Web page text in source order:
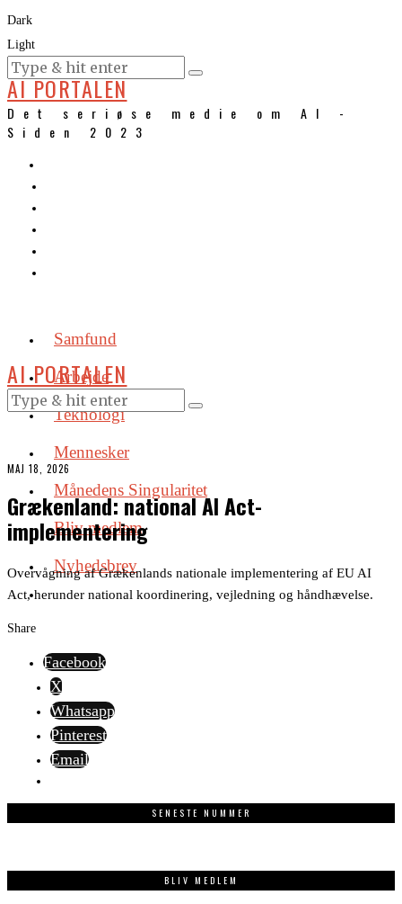
Dark
Light
KURSER
AI PORTALEN
Det seriøse medie om AI -
Siden 2023
Samfund
Arbejde
Teknologi
Mennesker
Månedens Singularitet
Bliv medlem
Nyhedsbrev
AI PORTALEN
MAJ 18, 2026
Grækenland: national AI Act-
implementering
Overvågning af Grækenlands nationale implementering af EU AI
Act, herunder national koordinering, vejledning og håndhævelse.
Share
Facebook
X
Whatsapp
Pinterest
Email
SENESTE NUMMER
BLIV MEDLEM